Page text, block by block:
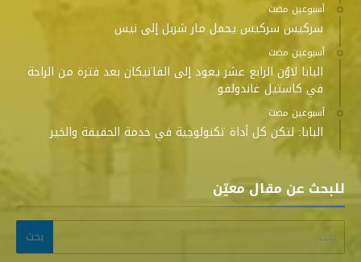
‫‫‫‏‫أسبوعين مضت‬
سركيس سركيس يحمل مار شربل إلى نيس
‫‫‫‏‫أسبوعين مضت‬
البابا لاوُن الرابع عشر يعود إلى الفاتيكان بعد فترة من الراحة
في كاستيل غاندولفو
‫‫‫‏‫أسبوعين مضت‬
البابا: لتكن كل أداة تكنولوجية في خدمة الحقيقة والخير
للبحث عن مقال معيّن
البحث عن: